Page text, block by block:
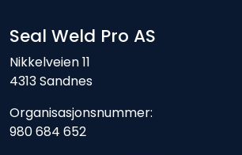
Seal Weld Pro AS
Nikkelveien 11
4313 Sandnes
Organisasjonsnummer:
980 684 652